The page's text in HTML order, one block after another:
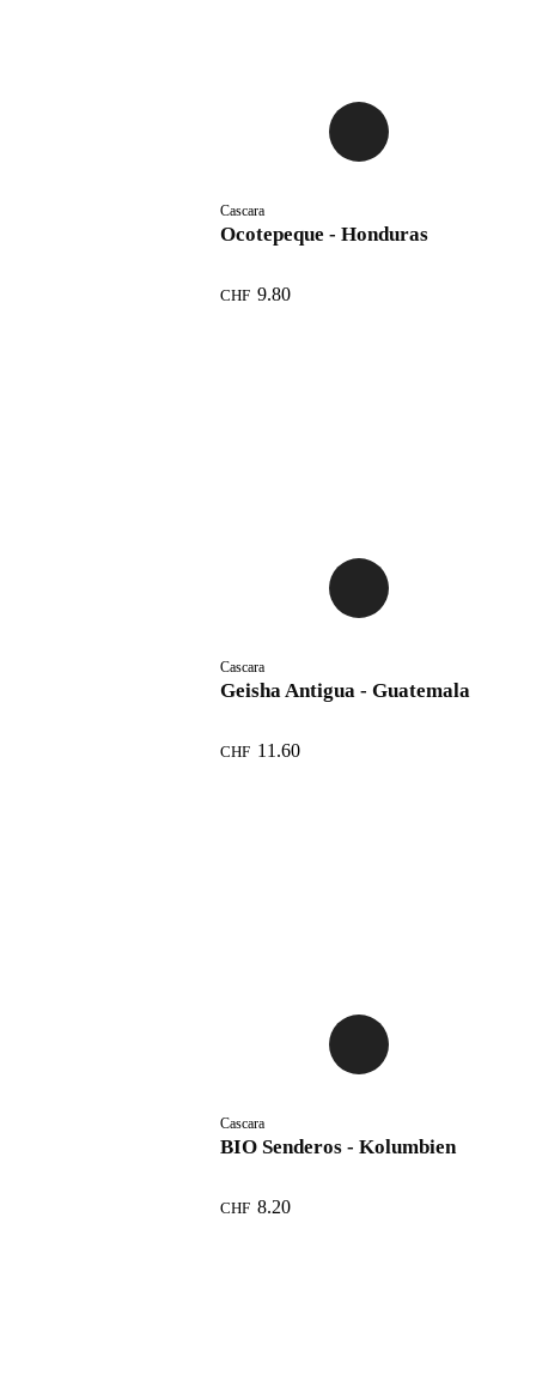
Cascara
Ocotepeque - Honduras
CHF 9.80
Cascara
Geisha Antigua - Guatemala
CHF 11.60
Cascara
BIO Senderos - Kolumbien
CHF 8.20